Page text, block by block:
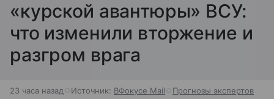
«курской авантюры» ВСУ:
что изменили вторжение и
разгром врага
23 часа назад Источник: ВФокусе Mail Прогнозы экспертов